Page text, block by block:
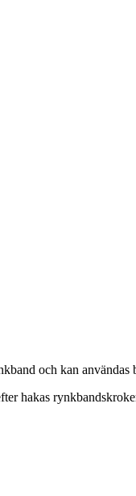
och kan
hakas